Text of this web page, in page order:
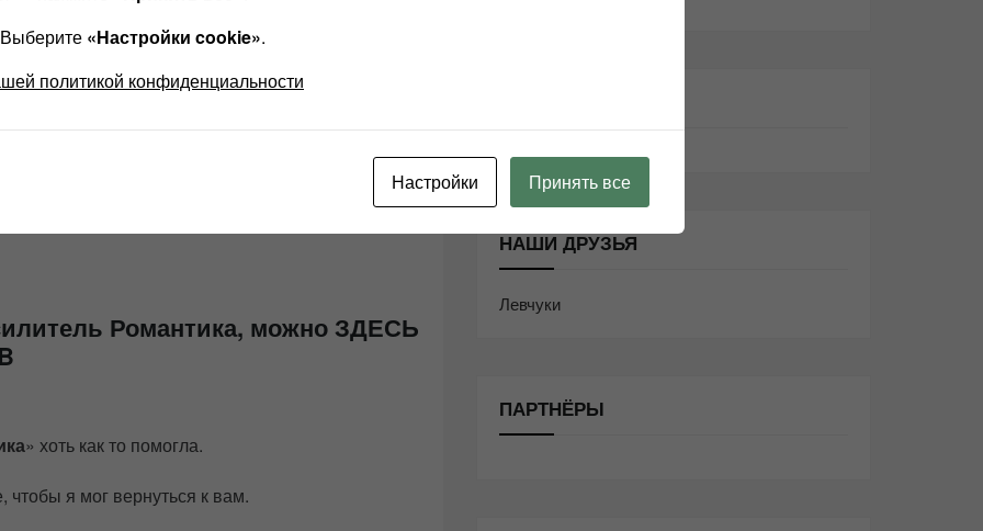
вы найдёте в инструкции которую можно
в этой статье усилителей Романтика — 7 кг.
Романтика, можно ЗДЕСЬ
» хоть как то помогла.
я мог вернуться к вам.
НАШИ ДРУЗЬЯ
Левчуки
ПАРТНЁРЫ
«Настройки cookie».
политикой конфиденциальности
Настройки Принять все